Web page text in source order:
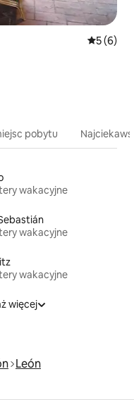
Średnia
5 (6)
pobytu
wakacyjne
wakacyjne
wakacyjne
więcej
León